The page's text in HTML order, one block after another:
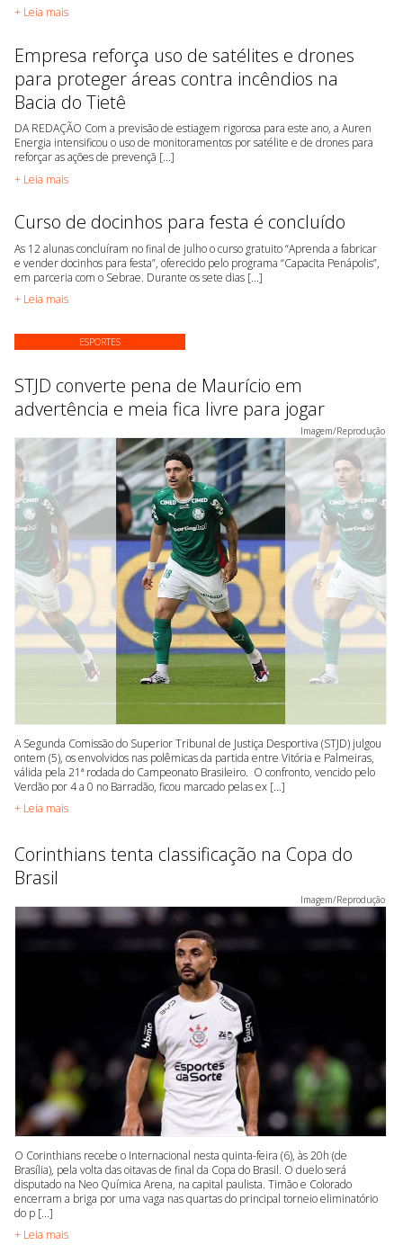
+ Leia mais
Empresa reforça uso de satélites e drones
para proteger áreas contra incêndios na
Bacia do Tietê
DA REDAÇÃO Com a previsão de estiagem rigorosa para este ano, a Auren
Energia intensificou o uso de monitoramentos por satélite e de drones para
reforçar as ações de prevençã [...]
+ Leia mais
Curso de docinhos para festa é concluído
As 12 alunas concluíram no final de julho o curso gratuito “Aprenda a fabricar
e vender docinhos para festa”, oferecido pelo programa “Capacita Penápolis”,
em parceria com o Sebrae. Durante os sete dias [...]
+ Leia mais
ESPORTES
STJD converte pena de Maurício em
advertência e meia fica livre para jogar
Imagem/Reprodução
A Segunda Comissão do Superior Tribunal de Justiça Desportiva (STJD) julgou
ontem (5), os envolvidos nas polêmicas da partida entre Vitória e Palmeiras,
válida pela 21ª rodada do Campeonato Brasileiro. O confronto, vencido pelo
Verdão por 4 a 0 no Barradão, ficou marcado pelas ex [...]
+ Leia mais
Corinthians tenta classificação na Copa do
Brasil
Imagem/Reprodução
O Corinthians recebe o Internacional nesta quinta-feira (6), às 20h (de
Brasília), pela volta das oitavas de final da Copa do Brasil. O duelo será
disputado na Neo Química Arena, na capital paulista. Timão e Colorado
encerram a briga por uma vaga nas quartas do principal torneio eliminatório
do p [...]
+ Leia mais